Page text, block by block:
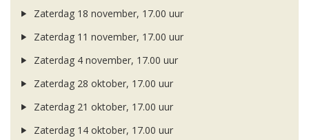
Zaterdag 18 november, 17.00 uur
Zaterdag 11 november, 17.00 uur
Zaterdag 4 november, 17.00 uur
Zaterdag 28 oktober, 17.00 uur
Zaterdag 21 oktober, 17.00 uur
Zaterdag 14 oktober, 17.00 uur